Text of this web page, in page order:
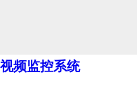
视频监控系统